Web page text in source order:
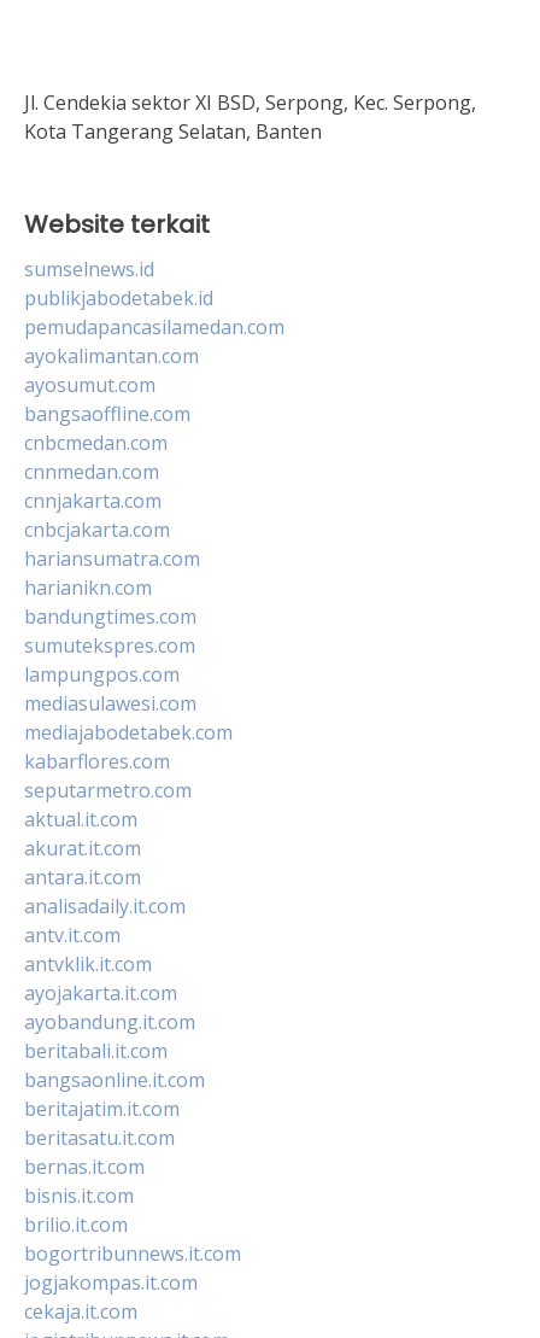
Jl. Cendekia sektor XI BSD, Serpong, Kec. Serpong,
Kota Tangerang Selatan, Banten
Website terkait
sumselnews.id
publikjabodetabek.id
pemudapancasilamedan.com
ayokalimantan.com
ayosumut.com
bangsaoffline.com
cnbcmedan.com
cnnmedan.com
cnnjakarta.com
cnbcjakarta.com
hariansumatra.com
harianikn.com
bandungtimes.com
sumutekspres.com
lampungpos.com
mediasulawesi.com
mediajabodetabek.com
kabarflores.com
seputarmetro.com
aktual.it.com
akurat.it.com
antara.it.com
analisadaily.it.com
antv.it.com
antvklik.it.com
ayojakarta.it.com
ayobandung.it.com
beritabali.it.com
bangsaonline.it.com
beritajatim.it.com
beritasatu.it.com
bernas.it.com
bisnis.it.com
brilio.it.com
bogortribunnews.it.com
jogjakompas.it.com
cekaja.it.com